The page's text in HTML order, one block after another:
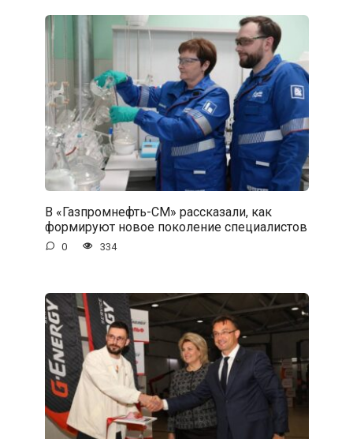
В «Газпромнефть-СМ» рассказали, как
формируют новое поколение специалистов
0 334